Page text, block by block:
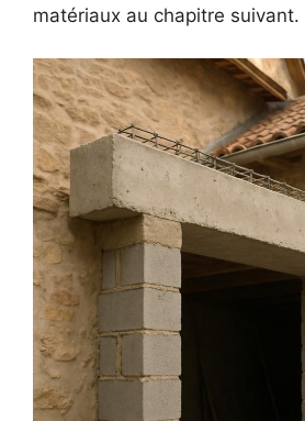
matériaux au chapitre suivant.